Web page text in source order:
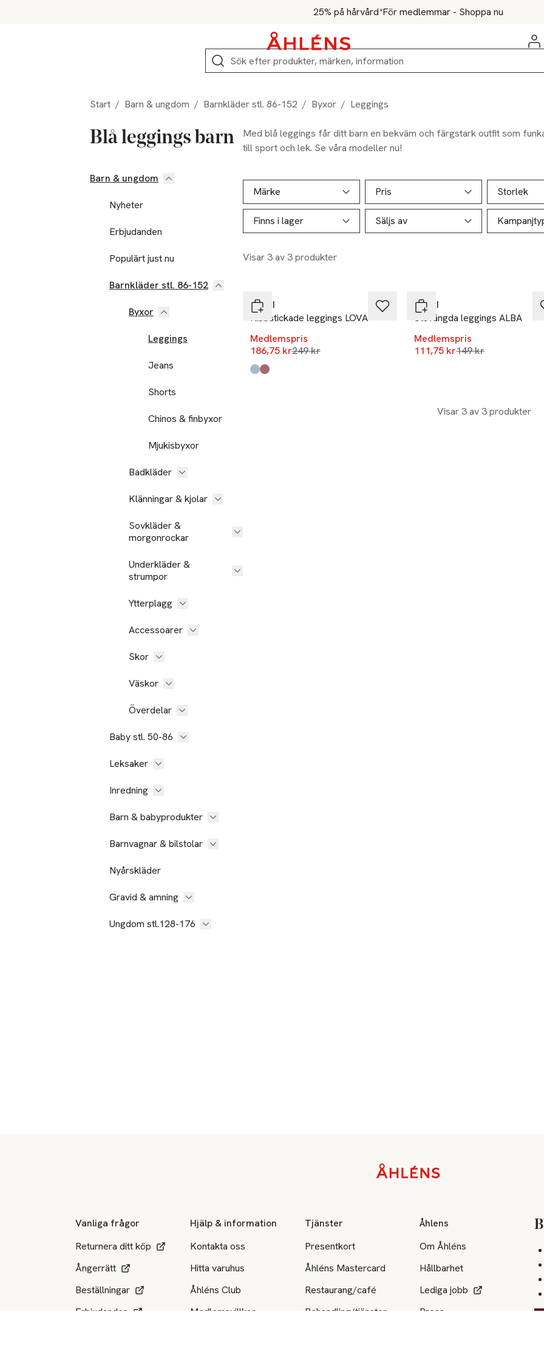
25% på hårvård*För medlemmar - Shoppa nu
Sök
Start / Barn & ungdom / Barnkläder stl. 86-152 / Byxor / Leggings
Blå leggings barn
Med blå leggings får ditt barn en bekväm och färgstark outfit som
till sport och lek. Se våra modeller nu!
Hoppa till produktsidan
Barn & ungdom
Nyheter
Erbjudanden
Populärt just nu
Barnkläder stl. 86-152
Byxor
Leggings
Jeans
Shorts
Chinos & finbyxor
Mjukisbyxor
Badkläder
Klänningar & kjolar
Sovkläder &
morgonrockar
Underkläder &
strumpor
Ytterplagg
Accessoarer
Skor
Väskor
Överdelar
Baby stl. 50-86
Leksaker
Inredning
Barn & babyprodukter
Barnvagnar & bilstolar
Nyårskläder
Gravid & amning
Ungdom stl.128-176
Hoppa till produktsidan
Märke
Pris Storlek
Finns i lager Säljs av
Visar 3 av 3 produkter
Lista över produkter
-25%
RIKIKI
Ribbstickade leggings LOVA
Medlemspris
186,75 krLägsta pris 30 dagar
249 kr
Produkten finns i färgerna:
Blue,
Pink,
RIKIKI
Utsvängda leggings ALBA
Medlemspris
111,75 krLägsta pris 30 dagar
149 kr
Visar 3 av 3 produkter
Vanliga frågor
Returnera ditt köp
Ångerrätt
Beställningar
Erbjudanden
Hjälp & information
Kontakta oss
Hitta varuhus
Åhléns Club
Medlemsvillkor
Tjänster
Presentkort
Åhléns Mastercard
Restaurang/café
Behandling/tjänster
Åhlens
Om Åhléns
Hållbarhet
Lediga jobb
Press